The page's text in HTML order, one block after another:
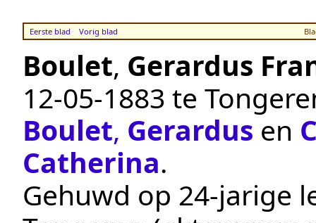
Eerste blad Vorig blad
Boulet, Gerardus
12‑05‑1883 te
Boulet, Gerardus en
Catherina.
Gehuwd op 24-jarige